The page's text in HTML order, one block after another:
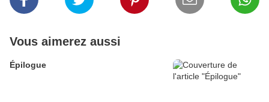
Vous aimerez aussi
Épilogue